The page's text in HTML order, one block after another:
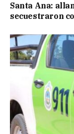
Santa Ana:
secuestraron